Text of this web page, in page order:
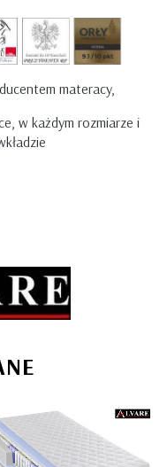
materacy,
w każdym rozmiarze i